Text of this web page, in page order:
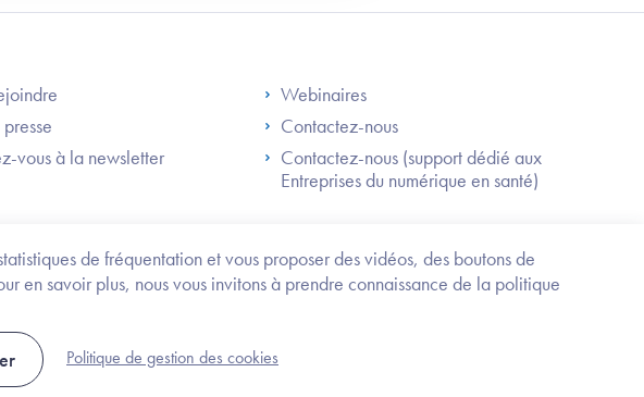
de fréquentation et vous proposer des vidéos, des boutons de
en savoir plus, nous vous invitons à prendre connaissance de la politique
Politique de gestion des cookies
Trouvez
Left ANS
vous à la newsletter
Footer Right ANS
Webinaires
Contactez-nous
Contactez-nous (support dédié aux
Entreprises du numérique en santé)
des cookies Plan du site Accessibilité : partiellement conforme